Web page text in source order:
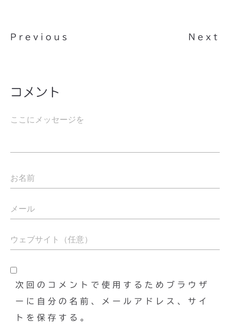
Previous Next
コメント
次回のコメントで使用するためブラウザ
ーに自分の名前、メールアドレス、サイ
トを保存する。